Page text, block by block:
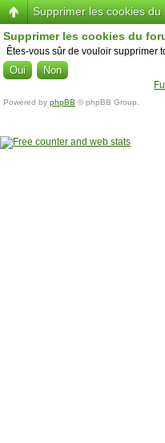
Supprimer les cookies du
Supprimer les cookies du
Êtes-vous sûr de vouloir supprimer
Powered by phpBB © phpBB Group.